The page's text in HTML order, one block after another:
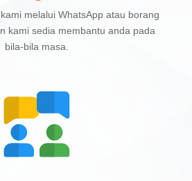
melalui WhatsApp atau borang
kami sedia membantu anda pada
bila-bila masa.